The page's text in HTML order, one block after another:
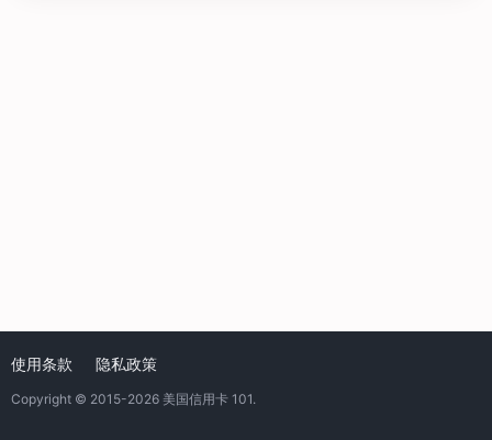
使用条款 隐私政策
Copyright © 2015-2026 美国信用卡 101.